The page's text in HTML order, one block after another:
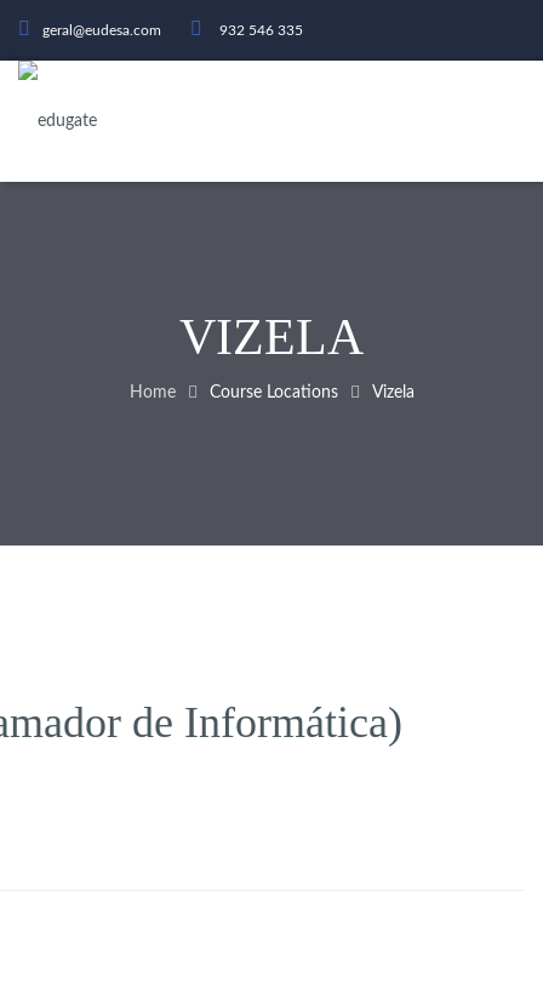
geral@eudesa.com 932 546 335
VIZELA
Home Course Locations Vizela
de Informática)